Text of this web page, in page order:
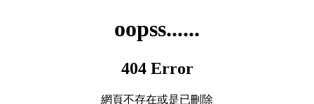
oopss......
404 Error
網頁不存在或是已刪除